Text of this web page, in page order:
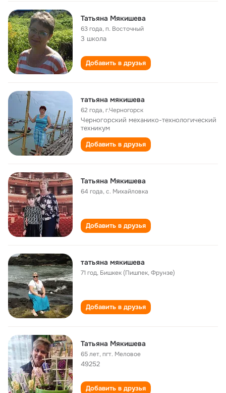
Татьяна Мякишева
63 года,п. Восточный
3 школа
Добавить в друзья
татьяна мякишева
62 года,г.Черногорск
Черногорский механико-технологический
техникум
Добавить в друзья
Татьяна Мякишева
64 года,с. Михайловка
Добавить в друзья
татьяна мякишева
71 год, Бишкек (Пишпек, Фрунзе)
Добавить в друзья
Татьяна Мякишева
65 лет,пгт. Меловое
49252
Добавить в друзья